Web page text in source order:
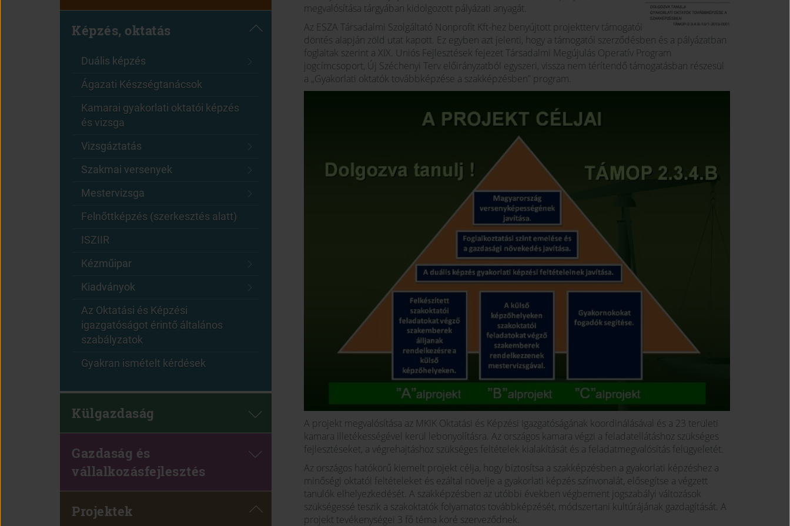
Képzés, oktatás
Duális képzés
Ágazati Készségtanácsok
Kamarai gyakorlati oktatói képzés
és vizsga
Vizsgáztatás
Szakmai versenyek
Mestervizsga
Felnőttképzés (szerkesztés alatt)
ISZIIR
Kézműipar
Kiadványok
Az Oktatási és Képzési
igazgatóságot érintő általános
szabályzatok
Gyakran ismételt kérdések
Külgazdaság
Gazdaság és
vállalkozásfejlesztés
Projektek
megvalósítása tárgyában kidolgozott pályázati anyagát.
Az ESZA Társadalmi Szolgáltató Nonprofit Kft-hez benyújtott projektterv támogatói
döntés alapján zöld utat kapott. Ez egyben azt jelenti, hogy a támogatói szerződésben és a pályázatban
foglaltak szerint a XIX. Uniós Fejlesztések fejezet Társadalmi Megújulás Operatív Program
jogcímcsoport, Új Széchenyi Terv előirányzatból egyszeri, vissza nem térítendő támogatásban részesül
a „Gyakorlati oktatók továbbképzése a szakképzésben” program.
A projekt megvalósítása az MKIK Oktatási és Képzési Igazgatóságának koordinálásával és a 23 területi
kamara illetékességével kerül lebonyolításra. Az országos kamara végzi a feladatellátáshoz szükséges
fejlesztéseket, a végrehajtáshoz szükséges feltételek kialakítását és a feladatmegvalósítás felügyeletét.
Az országos hatókörű kiemelt projekt célja, hogy biztosítsa a szakképzésben a gyakorlati képzéshez a
minőségi oktatói feltételeket és ezáltal növelje a gyakorlati képzés színvonalát, elősegítse a végzett
tanulók elhelyezkedését. A szakképzésben az utóbbi években végbement jogszabályi változások
szükségessé teszik a szakoktatók folyamatos továbbképzését, módszertani kultúrájának gazdagítását. A
projekt tevékenységei 3 fő téma köré szerveződnek.